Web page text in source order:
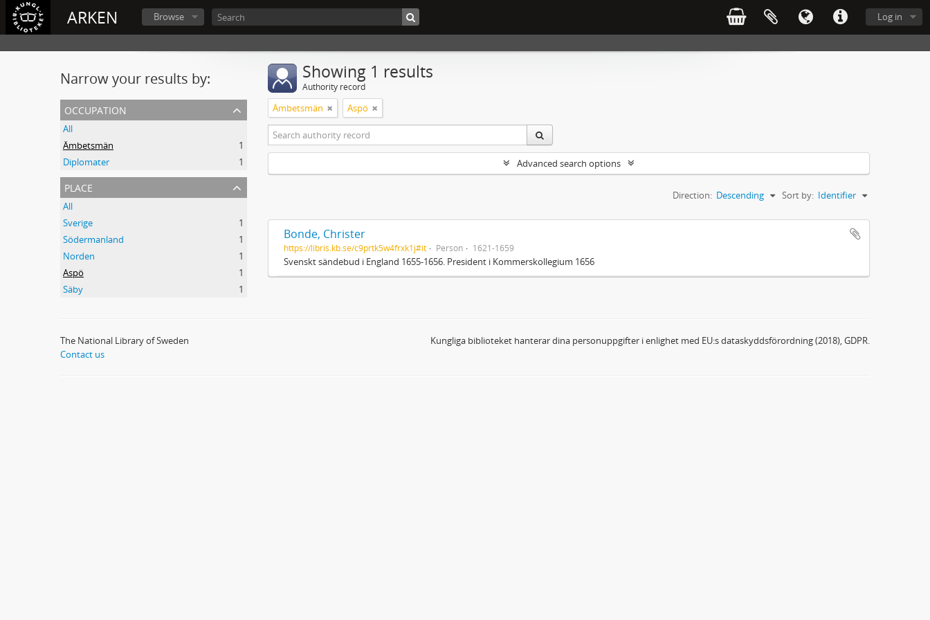
ARKEN Log in
Browse
Narrow your results by:
occupation
All
Ämbetsmän
1
Diplomater
1
place
All
Sverige
1
Södermanland
1
Norden
1
Aspö
1
Säby
1
Showing 1 results
Authority record
Ämbetsmän Aspö
Advanced search options
Sort by: Identifier
Direction: Descending
Bonde, Christer
https://libris.kb.se/c9prtk5w4frxk1j#it Person 1621-1659
Svenskt sändebud i England 1655-1656. President i Kommerskollegium 1656
The National Library of Sweden
Contact us
Kungliga biblioteket hanterar dina personuppgifter i enlighet med EU:s dataskyddsförordning (2018), GDPR.